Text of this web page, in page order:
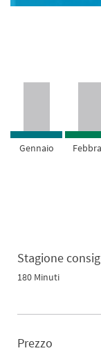
Gennaio
Stagione
180 Minuti
Prezzo